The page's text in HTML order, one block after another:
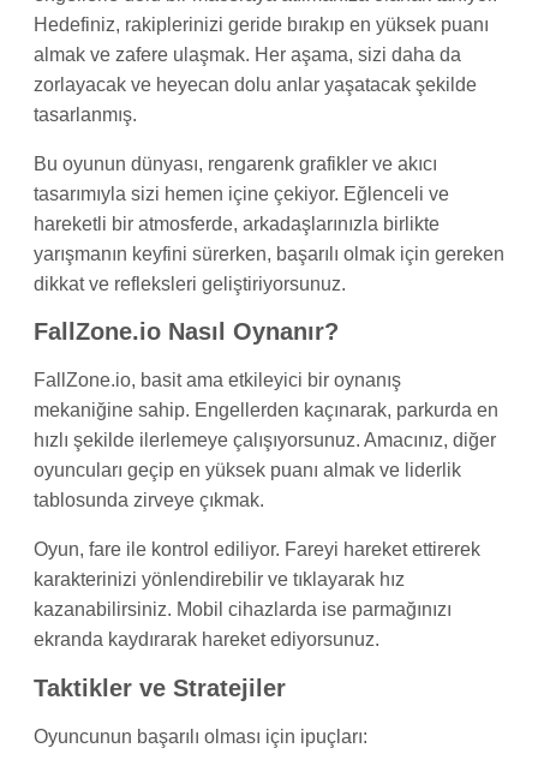
Hedefiniz, rakiplerinizi geride bırakıp en yüksek puanı
almak ve zafere ulaşmak. Her aşama, sizi daha da
zorlayacak ve heyecan dolu anlar yaşatacak şekilde
tasarlanmış.
Bu oyunun dünyası, rengarenk grafikler ve akıcı
tasarımıyla sizi hemen içine çekiyor. Eğlenceli ve
hareketli bir atmosferde, arkadaşlarınızla birlikte
yarışmanın keyfini sürerken, başarılı olmak için gereken
dikkat ve refleksleri geliştiriyorsunuz.
FallZone.io Nasıl Oynanır?
FallZone.io, basit ama etkileyici bir oynanış
mekaniğine sahip. Engellerden kaçınarak, parkurda en
hızlı şekilde ilerlemeye çalışıyorsunuz. Amacınız, diğer
oyuncuları geçip en yüksek puanı almak ve liderlik
tablosunda zirveye çıkmak.
Oyun, fare ile kontrol ediliyor. Fareyi hareket ettirerek
karakterinizi yönlendirebilir ve tıklayarak hız
kazanabilirsiniz. Mobil cihazlarda ise parmağınızı
ekranda kaydırarak hareket ediyorsunuz.
Taktikler ve Stratejiler
Oyuncunun başarılı olması için ipuçları: